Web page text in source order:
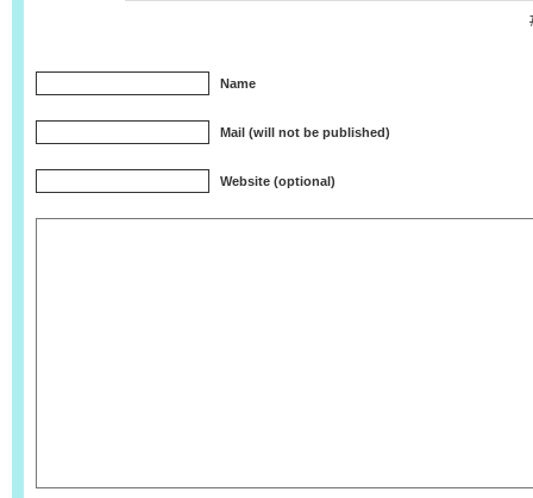
Name
Mail (will not be published)
Website (optional)